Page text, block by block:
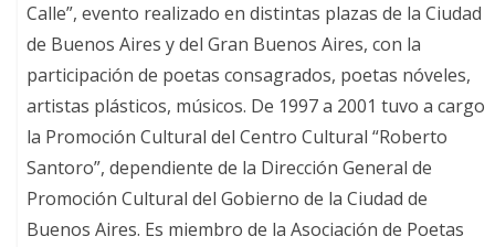
Calle”, evento realizado en distintas plazas de la Ciudad
de Buenos Aires y del Gran Buenos Aires, con la
participación de poetas consagrados, poetas nóveles,
artistas plásticos, músicos. De 1997 a 2001 tuvo a cargo
la Promoción Cultural del Centro Cultural “Roberto
Santoro”, dependiente de la Dirección General de
Promoción Cultural del Gobierno de la Ciudad de
Buenos Aires. Es miembro de la Asociación de Poetas